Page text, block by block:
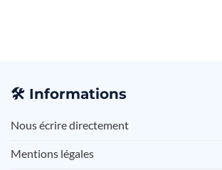
🛠️ Informations
Nous écrire directement
Mentions légales